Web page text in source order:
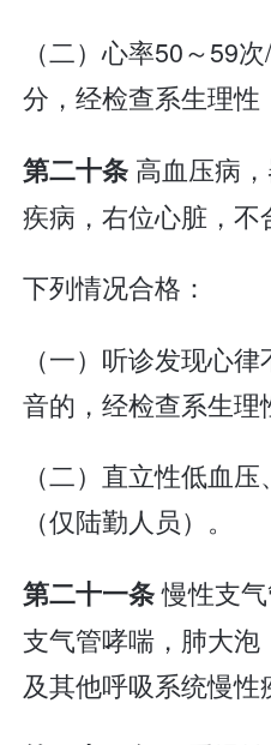
（二）心率50～59
分，经检查系生理性
第二十条 高血压病
疾病，右位心脏，不
下列情况合格：
（一）听诊发现心
音的，经检查系生理
（二）直立性低血
（仅陆勤人员）。
第二十一条慢性支
支气管哮喘，肺大
及其他呼吸系统慢性